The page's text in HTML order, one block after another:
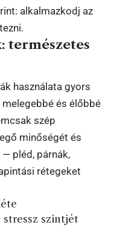
alkalmazkodj az
természetes
használata gyors
és élőbbé
szép
minőségét és
pléd, párnák,
rétegeket
szintjét